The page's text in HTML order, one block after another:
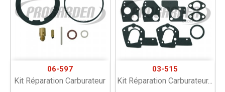
06-597
Kit Réparation Carburateur
03-515
Kit Réparation Carburateur...